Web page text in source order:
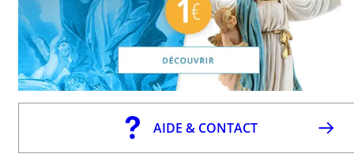
AIDE & CONTACT